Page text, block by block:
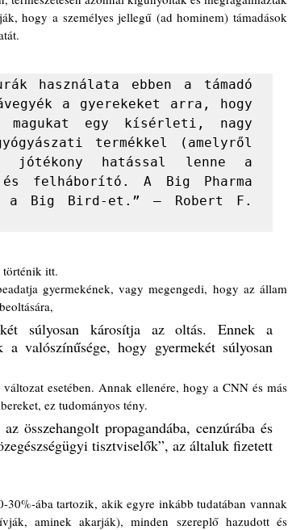
hogy a személyes jellegű (ad hominem) támadások
használata ebben a támadó
a gyerekeket arra, hogy
magukat egy kísérleti, nagy
termékkel (amelyről
jótékony hatással lenne a
felháborító. A Big Pharma
a Big Bird-et.” – Robert F.
itt.
súlyosan károsítja az oltás. Ennek a
valószínűsége, hogy gyermekét súlyosan
ez tudományos tény.
összehangolt propagandába, cenzúrába és
tisztviselők”, az általuk fizetett
aminek akarják), minden szereplő hazudott és